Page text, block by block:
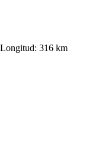
Longitud: 316 km